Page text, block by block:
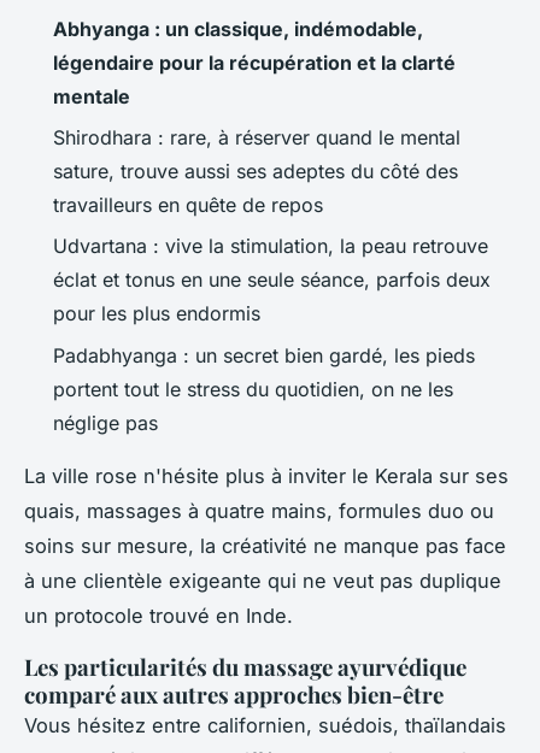
Abhyanga : un classique, indémodable,
légendaire pour la récupération et la clarté
mentale
Shirodhara : rare, à réserver quand le mental
sature, trouve aussi ses adeptes du côté des
travailleurs en quête de repos
Udvartana : vive la stimulation, la peau retrouve
éclat et tonus en une seule séance, parfois deux
pour les plus endormis
Padabhyanga : un secret bien gardé, les pieds
portent tout le stress du quotidien, on ne les
néglige pas
La ville rose n'hésite plus à inviter le Kerala sur ses
quais, massages à quatre mains, formules duo ou
soins sur mesure, la créativité ne manque pas face
à une clientèle exigeante qui ne veut pas duplique
un protocole trouvé en Inde.
Les particularités du massage ayurvédique
comparé aux autres approches bien-être
Vous hésitez entre californien, suédois, thaïlandais